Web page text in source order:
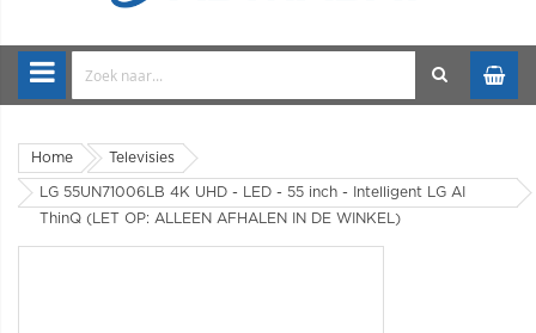
Home Televisies
LG 55UN71006LB 4K UHD - LED - 55 inch - Intelligent LG AI
ThinQ (LET OP: ALLEEN AFHALEN IN DE WINKEL)